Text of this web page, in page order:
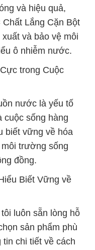
và hiệu quả,
Lắng Cặn Bột
và bảo vệ môi
ô nhiễm nước.
trong Cuộc
nước là yếu tố
cuộc sống hàng
biết vững về hóa
trường sống
đồng.
Biết Vững về
luôn sẵn lòng hỗ
sản phẩm phù
chi tiết về cách